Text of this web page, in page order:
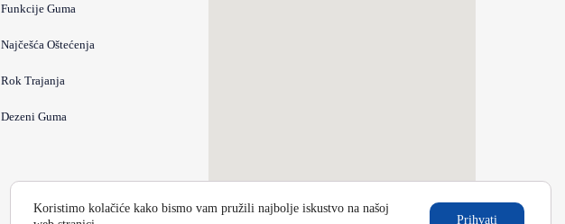
Funkcije Guma
Najčešća Oštećenja
Rok Trajanja
Dezeni Guma
Koristimo kolačiće kako bismo vam pružili najbolje iskustvo na našoj
Prihvati